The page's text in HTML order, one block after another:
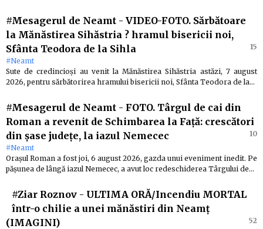
#Mesagerul de Neamt - VIDEO-FOTO. Sărbătoare
la Mănăstirea Sihăstria ? hramul bisericii noi,
Sfânta Teodora de la Sihla
15
#Neamt
Sute de credincioși au venit la Mănăstirea Sihăstria astăzi, 7 august
2026, pentru sărbătorirea hramului bisericii noi, Sfânta Teodora de la…
#Mesagerul de Neamt - FOTO. Târgul de cai din
Roman a revenit de Schimbarea la Față: crescători
din șase județe, la iazul Nemecec
10
#Neamt
Orașul Roman a fost joi, 6 august 2026, gazda unui eveniment inedit. Pe
pășunea de lângă iazul Nemecec, a avut loc redeschiderea Târgului de…
#Ziar Roznov - ULTIMA ORĂ/Incendiu MORTAL
într-o chilie a unei mănăstiri din Neamț
(IMAGINI)
52